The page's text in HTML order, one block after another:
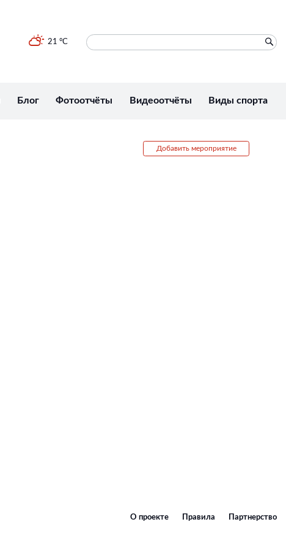
21 °C
Блог Фотоотчёты Видеоотчёты Виды спорта
Добавить мероприятие
О проекте Правила Партнерство